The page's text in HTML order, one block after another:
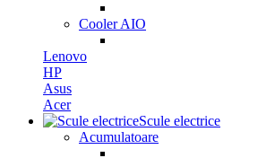
Cooler AIO
Lenovo
HP
Asus
Acer
Scule electrice
Acumulatoare